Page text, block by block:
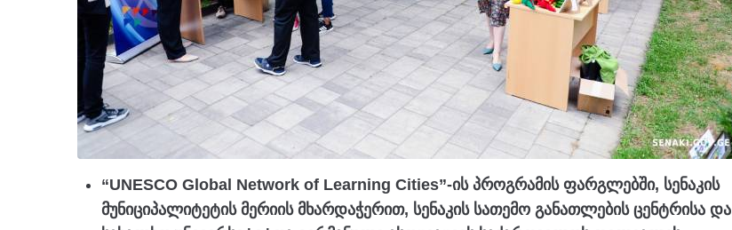
“UNESCO Global Network of Learning Cities”-ის პროგრამის ფარგლებში, სენაკის
მუნიციპალიტეტის მერიის მხარდაჭერით, სენაკის სათემო განათლების ცენტრისა და